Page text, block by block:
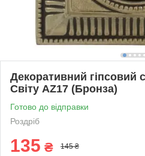
Декоративний гіпсовий
Світу AZ17 (Бронза)
Готово до відправки
Роздріб
135 ₴ 145 ₴